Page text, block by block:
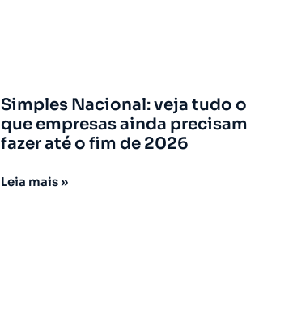
Simples Nacional: veja tudo o
que empresas ainda precisam
fazer até o fim de 2026
Leia mais »